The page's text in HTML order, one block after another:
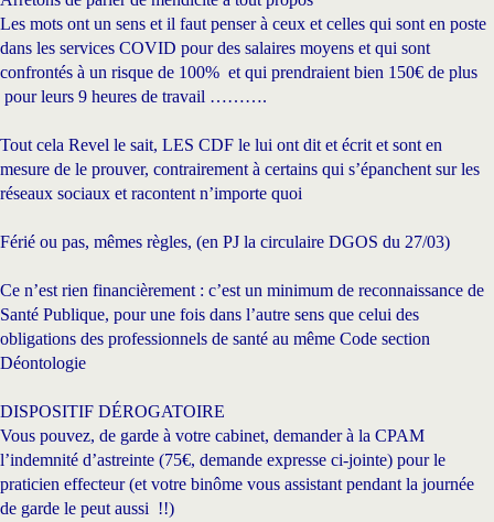
Les mots ont un sens et il faut penser à ceux et celles qui sont en poste
dans les services COVID pour des salaires moyens et qui sont
confrontés à un risque de 100% et qui prendraient bien 150€ de plus
pour leurs 9 heures de travail ……….
Tout cela Revel le sait, LES CDF le lui ont dit et écrit et sont en
mesure de le prouver, contrairement à certains qui s’épanchent sur les
réseaux sociaux et racontent n’importe quoi
Férié ou pas, mêmes règles, (en PJ la circulaire DGOS du 27/03)
Ce n’est rien financièrement : c’est un minimum de reconnaissance de
Santé Publique, pour une fois dans l’autre sens que celui des
obligations des professionnels de santé au même Code section
Déontologie
DISPOSITIF DÉROGATOIRE
Vous pouvez, de garde à votre cabinet, demander à la CPAM
l’indemnité d’astreinte (75€, demande expresse ci-jointe) pour le
praticien effecteur (et votre binôme vous assistant pendant la journée
de garde le peut aussi !!)